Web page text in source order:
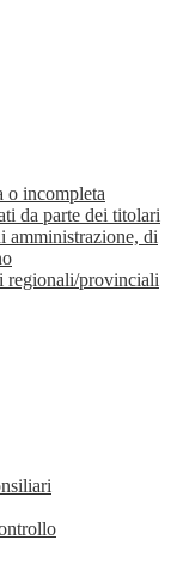
o incompleta
da parte dei titolari
di
regionali/provinciali